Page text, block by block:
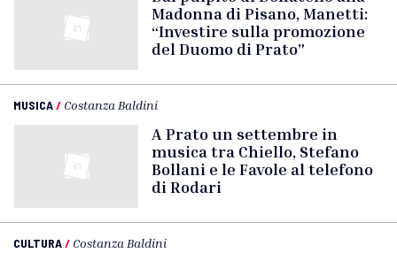
Madonna di Pisano, Manetti:
“Investire sulla promozione
del Duomo di Prato”
MUSICA/ Costanza Baldini
A Prato un settembre in
musica tra Chiello, Stefano
Bollani e le Favole al telefono
di Rodari
CULTURA/ Costanza Baldini